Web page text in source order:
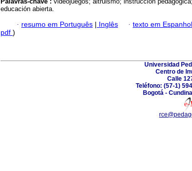
educación abierta.
· resumo em Português | Inglês · texto em Espanhol
pdf )
Universidad
Centro de
Calle
Teléfono: (57-1)
Bogotá -